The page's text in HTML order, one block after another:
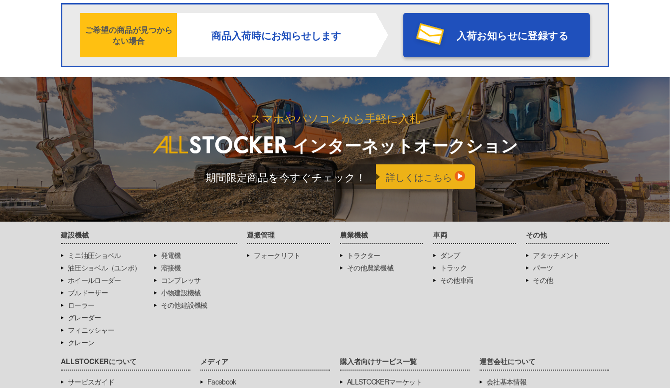
ご希望の商品が見つから
ない場合
商品入荷時にお知らせします 入荷お知らせに登録する
スマホやパソコンから手軽に入札
インターネットオークション
期間限定商品を今すぐチェック！ 詳しくはこちら
建設機械
ミニ油圧ショベル
油圧ショベル（ユンボ）
ホイールローダー
ブルドーザー
ローラー
グレーダー
フィニッシャー
クレーン
発電機
溶接機
コンプレッサ
小物建設機械
その他建設機械
運搬管理
フォークリフト
農業機械
トラクター
その他農業機械
車両
ダンプ
トラック
その他車両
その他
アタッチメント
パーツ
その他
ALLSTOCKERについて
サービスガイド
メディア
Facebook
購入者向けサービス一覧
ALLSTOCKERマーケット
運営会社について
会社基本情報